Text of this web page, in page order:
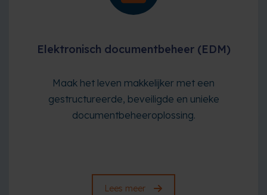
Elektronisch documentbeheer (EDM)
Maak het leven makkelijker met een
gestructureerde, beveiligde en unieke
documentbeheeroplossing.
Lees meer